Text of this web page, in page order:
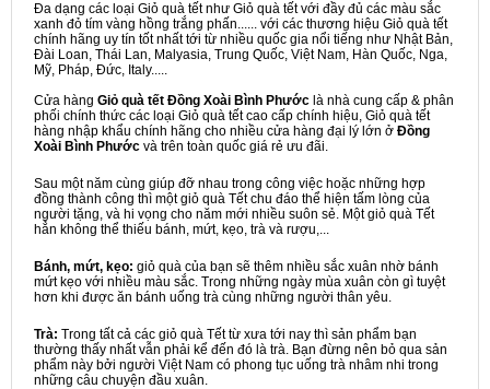
Đa dạng các loại Giỏ quà tết như Giỏ quà tết với đầy đủ các màu sắc
xanh đỏ tím vàng hồng trắng phấn...... với các thương hiệu Giỏ quà tết
chính hãng uy tín tốt nhất tới từ nhiều quốc gia nổi tiếng như Nhật Bản,
Đài Loan, Thái Lan, Malyasia, Trung Quốc, Việt Nam, Hàn Quốc, Nga,
Mỹ, Pháp, Đức, Italy.....
Cửa hàng Giỏ quà tết Đồng Xoài Bình Phước là nhà cung cấp & phân
phối chính thức các loại Giỏ quà tết cao cấp chính hiệu, Giỏ quà tết
hàng nhập khẩu chính hãng cho nhiều cửa hàng đại lý lớn ở Đồng
Xoài Bình Phước và trên toàn quốc giá rẻ ưu đãi.
Sau một năm cùng giúp đỡ nhau trong công việc hoặc những hợp
đồng thành công thì một giỏ quà Tết chu đáo thể hiện tấm lòng của
người tặng, và hi vọng cho năm mới nhiều suôn sẻ. Một giỏ quà Tết
hẳn không thể thiếu bánh, mứt, kẹo, trà và rượu,...
Bánh, mứt, kẹo: giỏ quà của bạn sẽ thêm nhiều sắc xuân nhờ bánh
mứt kẹo với nhiều màu sắc. Trong những ngày mùa xuân còn gì tuyệt
hơn khi được ăn bánh uống trà cùng những người thân yêu.
Trà: Trong tất cả các giỏ quà Tết từ xưa tới nay thì sản phẩm bạn
thường thấy nhất vẫn phải kể đến đó là trà. Bạn đừng nên bỏ qua sản
phẩm này bởi người Việt Nam có phong tục uống trà nhâm nhi trong
những câu chuyện đầu xuân.